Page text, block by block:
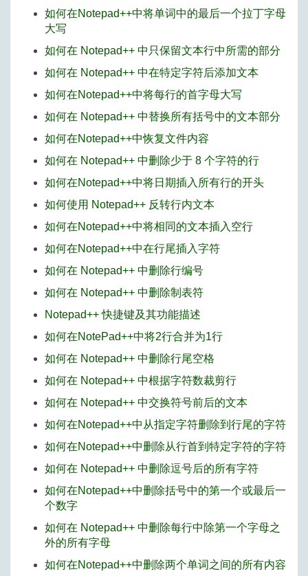
如何在Notepad++中将单词中的最后一个拉丁字母
大写
如何在 Notepad++ 中只保留文本行中所需的部分
如何在 Notepad++ 中在特定字符后添加文本
如何在Notepad++中将每行的首字母大写
如何在 Notepad++ 中替换所有括号中的文本部分
如何在Notepad++中恢复文件内容
如何在 Notepad++ 中删除少于 8 个字符的行
如何在Notepad++中将日期插入所有行的开头
如何使用 Notepad++ 反转行内文本
如何在Notepad++中将相同的文本插入空行
如何在Notepad++中在行尾插入字符
如何在 Notepad++ 中删除行编号
如何在 Notepad++ 中删除制表符
Notepad++ 快捷键及其功能描述
如何在NotePad++中将2行合并为1行
如何在 Notepad++ 中删除行尾空格
如何在 Notepad++ 中根据字符数裁剪行
如何在 Notepad++ 中交换符号前后的文本
如何在Notepad++中从指定字符删除到行尾的字符
如何在Notepad++中删除从行首到特定字符的字符
如何在 Notepad++ 中删除逗号后的所有字符
如何在Notepad++中删除括号中的第一个或最后一
个数字
如何在 Notepad++ 中删除每行中除第一个字母之
外的所有字母
如何在Notepad++中删除两个单词之间的所有内容